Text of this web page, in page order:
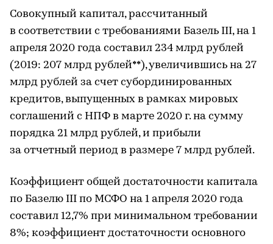
Совокупный капитал, рассчитанный
в соответствии с требованиями Базель III, на 1
апреля 2020 года составил 234 млрд рублей
(2019: 207 млрд рублей**), увеличившись на 27
млрд рублей за счет субординированных
кредитов, выпущенных в рамках мировых
соглашений с НПФ в марте 2020 г. на сумму
порядка 21 млрд рублей, и прибыли
за отчетный период в размере 7 млрд рублей.
Коэффициент общей достаточности капитала
по Базелю III по МСФО на 1 апреля 2020 года
составил 12,7% при минимальном требовании
8%; коэффициент достаточности основного